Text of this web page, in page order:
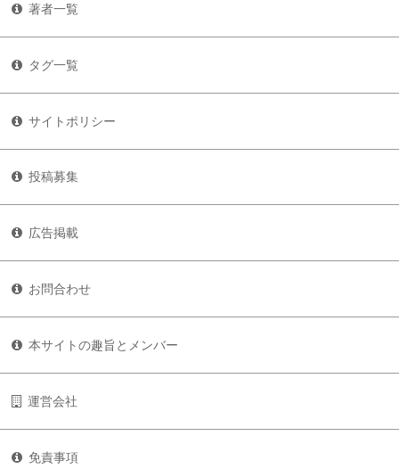
著者一覧
タグ一覧
サイトポリシー
投稿募集
広告掲載
お問合わせ
本サイトの趣旨とメンバー
運営会社
免責事項